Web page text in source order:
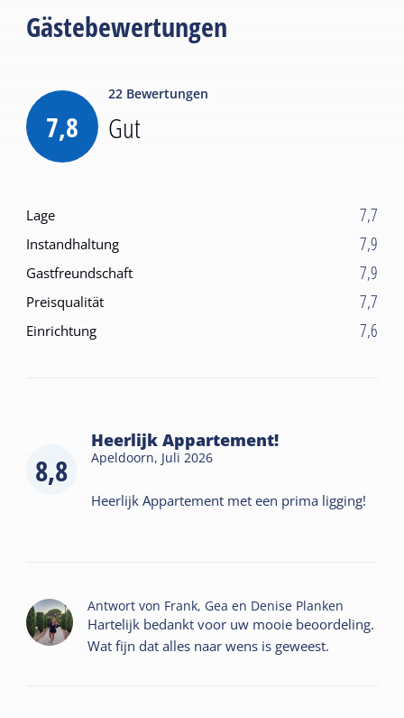
Gästebewertungen
7,8
22 Bewertungen
Gut
Lage 7,7
Instandhaltung 7,9
Gastfreundschaft 7,9
Preisqualität 7,7
Einrichtung 7,6
8,8
Heerlijk Appartement!
Apeldoorn, Juli 2026
Heerlijk Appartement met een prima ligging!
Antwort von Frank, Gea en Denise Planken
Hartelijk bedankt voor uw mooie beoordeling.
Wat fijn dat alles naar wens is geweest.